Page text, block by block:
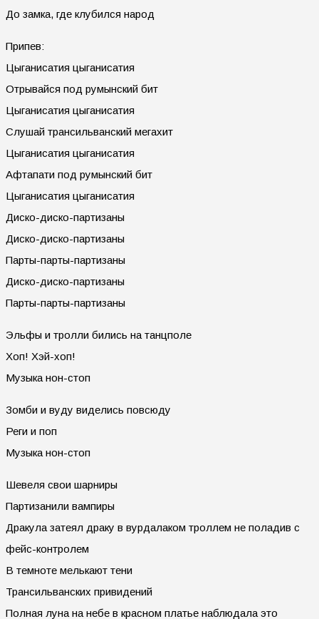
До замка, где клубился народ
Припев:
Цыганисатия цыганисатия
Отрывайся под румынский бит
Цыганисатия цыганисатия
Слушай трансильванский мегахит
Цыганисатия цыганисатия
Афтапати под румынский бит
Цыганисатия цыганисатия
Диско-диско-партизаны
Диско-диско-партизаны
Парты-парты-партизаны
Диско-диско-партизаны
Парты-парты-партизаны
Эльфы и тролли бились на танцполе
Хоп! Хэй-хоп!
Музыка нон-стоп
Зомби и вуду виделись повсюду
Реги и поп
Музыка нон-стоп
Шевеля свои шарниры
Партизанили вампиры
Дракула затеял драку в вурдалаком троллем не поладив с
фейс-контролем
В темноте мелькают тени
Трансильванских привидений
Полная луна на небе в красном платье наблюдала это